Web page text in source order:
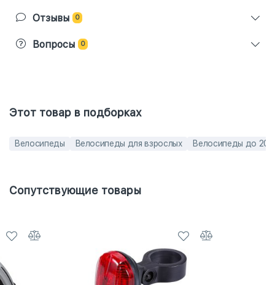
Отзывы 0
Вопросы 0
Этот товар в подборках
Велосипеды Велосипеды для взрослых Велосипеды до
Сопутствующие товары